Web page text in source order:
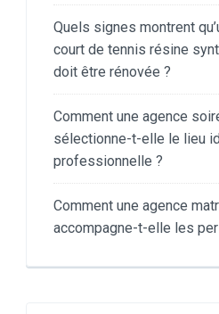
Quels signes montrent
court de tennis résine
doit être rénovée ?
Comment une agence
sélectionne-t-elle le lieu
professionnelle ?
Comment une agence
accompagne-t-elle les